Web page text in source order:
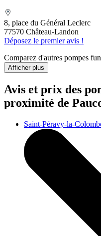
8, place du Général Leclerc
77570 Château-Landon
Déposez le premier avis !
Comparez d'autres pompes
Afficher plus
Avis et prix des
proximité de
Saint-Péravy-la-